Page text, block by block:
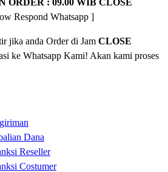
ORDER : 09.00 WIB CLOSE
Respond Whatsapp ]
jika anda Order di Jam CLOSE
ke Whatsapp Kami! Akan kami proses
Dana
Reseller
Costumer